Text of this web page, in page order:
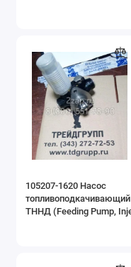
105207-1620 Насос
топливоподкачивающий
ТННД (Feeding Pump, Injec.